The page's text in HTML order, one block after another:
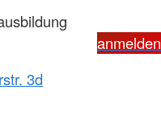
anmelden
3d